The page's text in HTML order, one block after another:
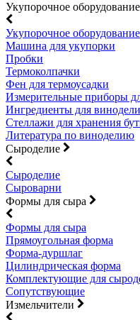
Укупорочное оборудование
Укупорочное оборудование
Машина для укупорки
Пробки
Термоколпачки
Фен для термоусадки
Измерительные приборы
Ингредиенты для
Стеллажи для хранения
Литература по виноделию
Сыроделие
Сыроделие
Сыроварни
Формы для сыра
Формы для сыра
Прямоугольная форма
Форма-дуршлаг
Цилиндрическая форма
Комплектующие для
Сопутствующие
Измельчители